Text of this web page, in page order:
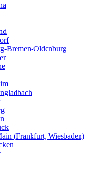
Bremen-Oldenburg
(Frankfurt, Wiesbaden)